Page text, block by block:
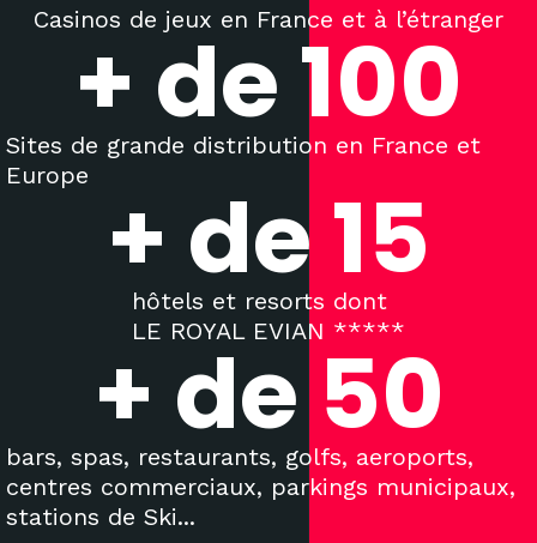
Casinos de jeux en France et à l’étranger
Sites de grande distribution en France et
Europe
+ de 100
hôtels et resorts dont
LE ROYAL EVIAN *****
+ de 15
bars, spas, restaurants, golfs, aeroports,
centres commerciaux, parkings municipaux,
stations de Ski...
+ de 50